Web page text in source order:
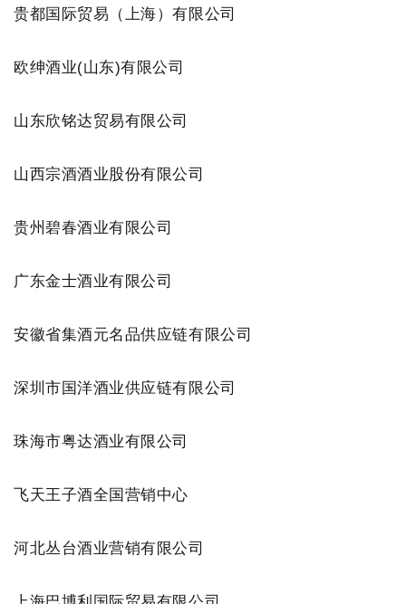
贵都国际贸易（上海）有限公司
欧绅酒业(山东)有限公司
山东欣铭达贸易有限公司
山西宗酒酒业股份有限公司
贵州碧春酒业有限公司
广东金士酒业有限公司
安徽省集酒元名品供应链有限公司
深圳市国洋酒业供应链有限公司
珠海市粤达酒业有限公司
飞天王子酒全国营销中心
河北丛台酒业营销有限公司